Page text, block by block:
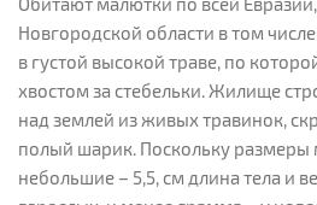
Новгородской области в том
в густой высокой траве, по
хвостом за стебельки. Жилище
над землей из живых травинок,
полый шарик. Поскольку
небольшие – 5,5, см длина тела и